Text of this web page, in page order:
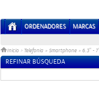
ORDENADORES MARCAS
Inicio > Telefonia » Smartphone » 6.3'' -
REFINAR BÚSQUEDA